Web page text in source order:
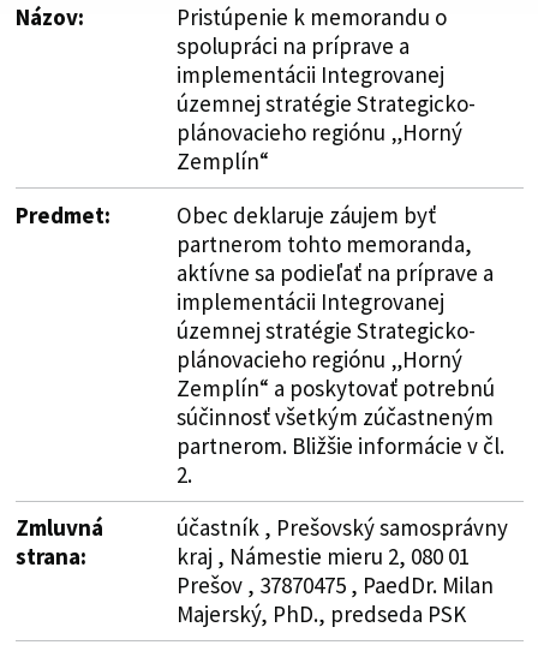
Názov:
Pristúpenie k memorandu o
spolupráci na príprave a
implementácii Integrovanej
územnej stratégie Strategicko-
plánovacieho regiónu „Horný
Zemplín“
Predmet:
Obec deklaruje záujem byť
partnerom tohto memoranda,
aktívne sa podieľať na príprave a
implementácii Integrovanej
územnej stratégie Strategicko-
plánovacieho regiónu „Horný
Zemplín“ a poskytovať potrebnú
súčinnosť všetkým zúčastneným
partnerom. Bližšie informácie v čl.
2.
Zmluvná
strana:
účastník , Prešovský samosprávny
kraj , Námestie mieru 2, 080 01
Prešov , 37870475 , PaedDr. Milan
Majerský, PhD., predseda PSK